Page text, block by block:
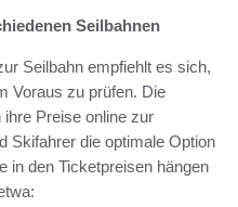
Seilbahnen
Seilbahn empfiehlt es sich,
Voraus zu prüfen. Die
Preise online zur
Skifahrer die optimale Option
in den Ticketpreisen hängen